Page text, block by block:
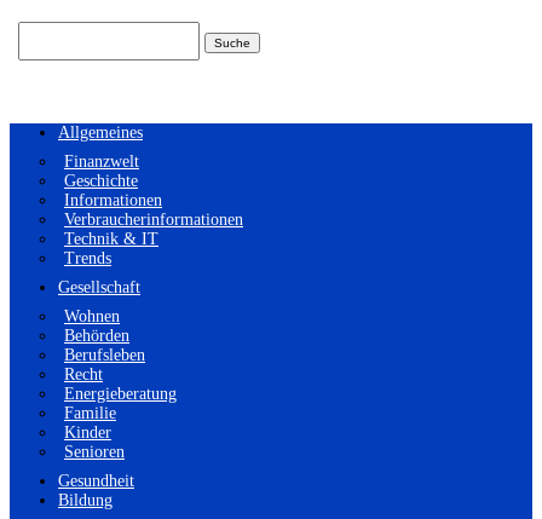
Allgemeines
Finanzwelt
Geschichte
Informationen
Verbraucherinformationen
Technik & IT
Trends
Gesellschaft
Wohnen
Behörden
Berufsleben
Recht
Energieberatung
Familie
Kinder
Senioren
Gesundheit
Bildung